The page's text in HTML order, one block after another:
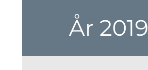
År 2019